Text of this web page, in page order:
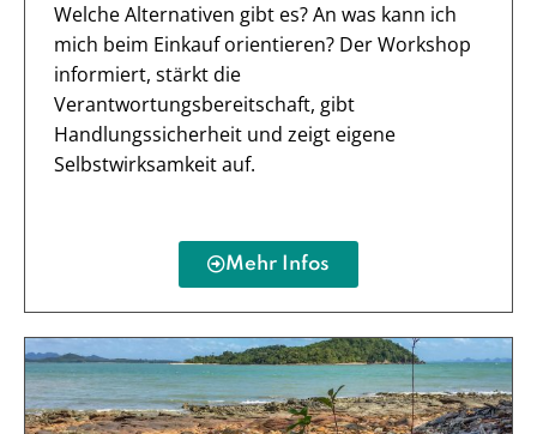
Welche Alternativen gibt es? An was kann ich
mich beim Einkauf orientieren? Der Workshop
informiert, stärkt die
Verantwortungsbereitschaft, gibt
Handlungssicherheit und zeigt eigene
Selbstwirksamkeit auf.
Mehr Infos